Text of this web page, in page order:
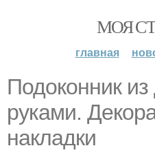
МОЯ
главная
Подоконник
руками.
накладки